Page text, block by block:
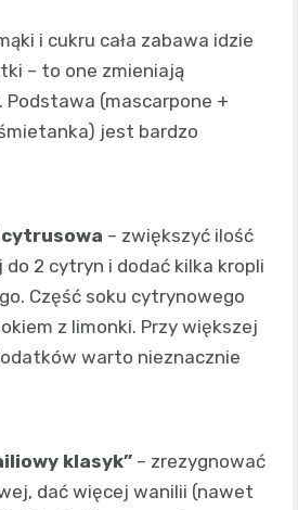
i cukru cała zabawa idzie
– to one zmieniają
Podstawa (mascarpone +
jest bardzo
– zwiększyć ilość
2 cytryn i dodać kilka kropli
Część soku cytrynowego
z limonki. Przy większej
warto nieznacznie
klasyk” – zrezygnować
dać więcej wanilii (nawet